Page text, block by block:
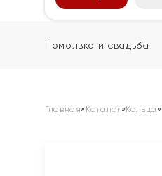
Помолвка и свадьба
Главная» Каталог»Кольца »